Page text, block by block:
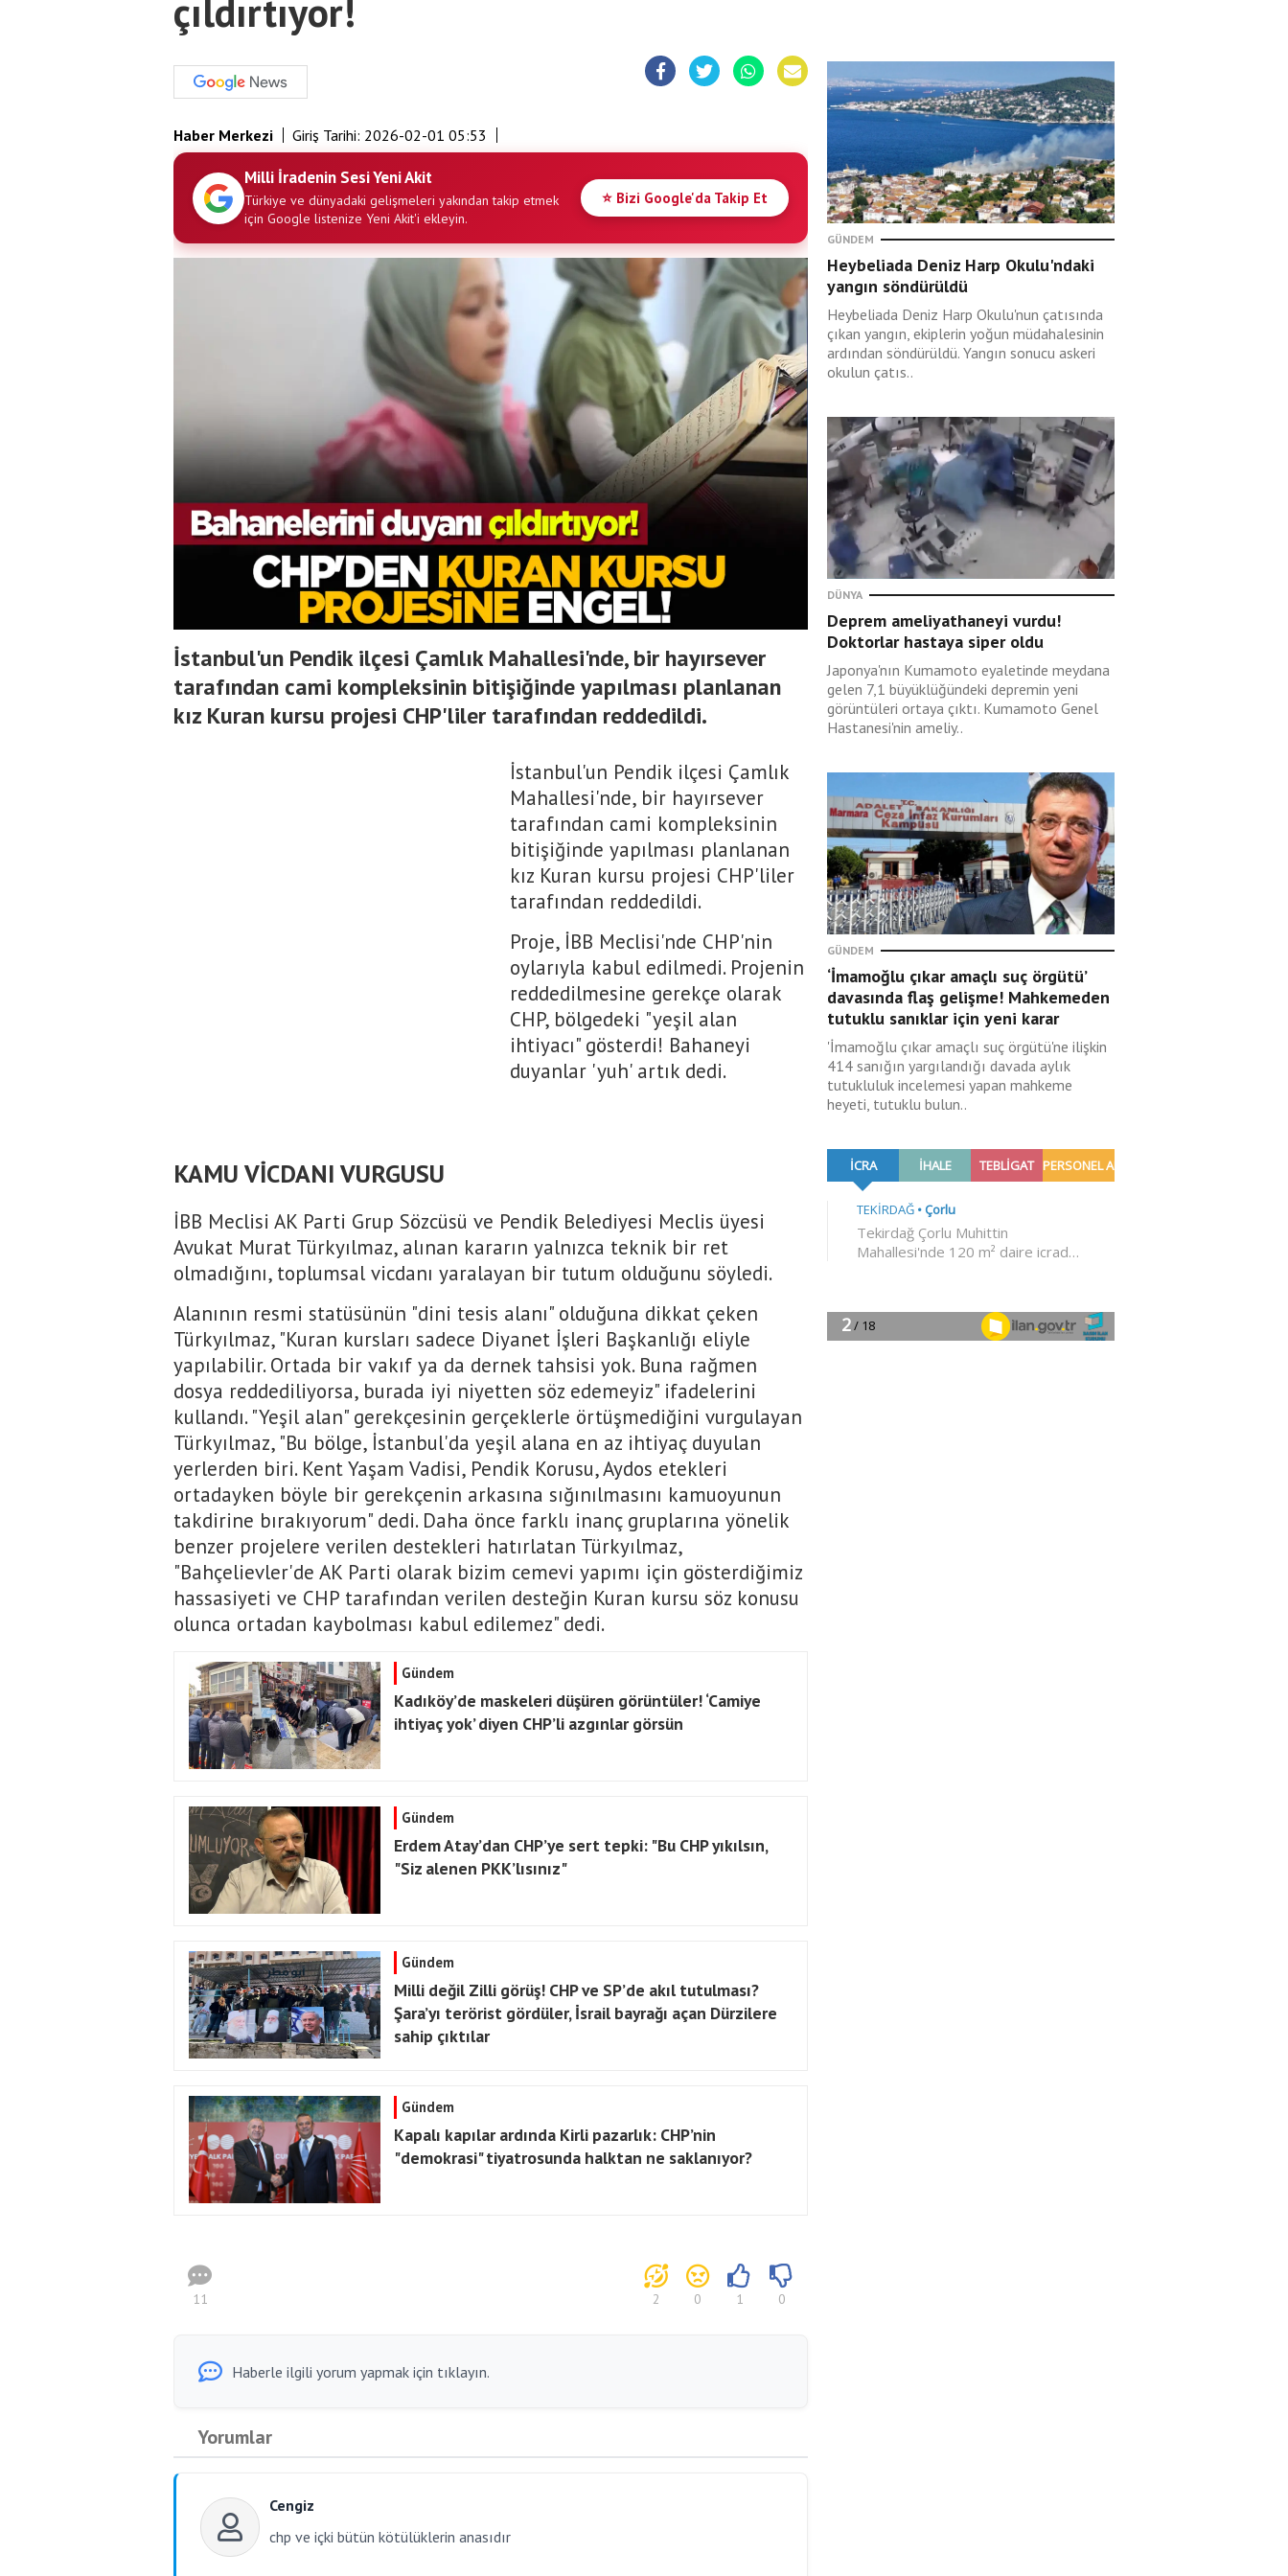
çıldırtıyor!
Haber Merkezi Giriş Tarihi: 2026-02-01 05:53
Milli İradenin Sesi Yeni Akit
Türkiye ve dünyadaki gelişmeleri yakından takip etmek
için Google listenize Yeni Akit'i ekleyin.
⭐ Bizi Google'da Takip Et
İstanbul'un Pendik ilçesi Çamlık Mahallesi'nde, bir hayırsever
tarafından cami kompleksinin bitişiğinde yapılması planlanan
kız Kuran kursu projesi CHP'liler tarafından reddedildi.
İstanbul'un Pendik ilçesi Çamlık
Mahallesi'nde, bir hayırsever
tarafından cami kompleksinin
bitişiğinde yapılması planlanan
kız Kuran kursu projesi CHP'liler
tarafından reddedildi.
Proje, İBB Meclisi'nde CHP'nin
oylarıyla kabul edilmedi. Projenin
reddedilmesine gerekçe olarak
CHP, bölgedeki "yeşil alan
ihtiyacı" gösterdi! Bahaneyi
duyanlar 'yuh' artık dedi.
KAMU VİCDANI VURGUSU
İBB Meclisi AK Parti Grup Sözcüsü ve Pendik Belediyesi Meclis üyesi
Avukat Murat Türkyılmaz, alınan kararın yalnızca teknik bir ret
olmadığını, toplumsal vicdanı yaralayan bir tutum olduğunu söyledi.
Alanının resmi statüsünün "dini tesis alanı" olduğuna dikkat çeken
Türkyılmaz, "Kuran kursları sadece Diyanet İşleri Başkanlığı eliyle
yapılabilir. Ortada bir vakıf ya da dernek tahsisi yok. Buna rağmen
dosya reddediliyorsa, burada iyi niyetten söz edemeyiz" ifadelerini
kullandı. "Yeşil alan" gerekçesinin gerçeklerle örtüşmediğini vurgulayan
Türkyılmaz, "Bu bölge, İstanbul'da yeşil alana en az ihtiyaç duyulan
yerlerden biri. Kent Yaşam Vadisi, Pendik Korusu, Aydos etekleri
ortadayken böyle bir gerekçenin arkasına sığınılmasını kamuoyunun
takdirine bırakıyorum" dedi. Daha önce farklı inanç gruplarına yönelik
benzer projelere verilen destekleri hatırlatan Türkyılmaz,
"Bahçelievler'de AK Parti olarak bizim cemevi yapımı için gösterdiğimiz
hassasiyeti ve CHP tarafından verilen desteğin Kuran kursu söz konusu
olunca ortadan kaybolması kabul edilemez" dedi.
Gündem
Kadıköy’de maskeleri düşüren görüntüler! ‘Camiye
ihtiyaç yok’ diyen CHP’li azgınlar görsün
Gündem
Erdem Atay’dan CHP’ye sert tepki: "Bu CHP yıkılsın,
"Siz alenen PKK’lısınız"
Gündem
Milli değil Zilli görüş! CHP ve SP’de akıl tutulması?
Şara’yı terörist gördüler, İsrail bayrağı açan Dürzilere
sahip çıktılar
Gündem
Kapalı kapılar ardında Kirli pazarlık: CHP’nin
"demokrasi" tiyatrosunda halktan ne saklanıyor?
11 2 0 1 0
Haberle ilgili yorum yapmak için tıklayın.
Yorumlar
Cengiz
chp ve içki bütün kötülüklerin anasıdır
GÜNDEM
Heybeliada Deniz Harp Okulu'ndaki
yangın söndürüldü
Heybeliada Deniz Harp Okulu'nun çatısında
çıkan yangın, ekiplerin yoğun müdahalesinin
ardından söndürüldü. Yangın sonucu askeri
okulun çatıs..
DÜNYA
Deprem ameliyathaneyi vurdu!
Doktorlar hastaya siper oldu
Japonya'nın Kumamoto eyaletinde meydana
gelen 7,1 büyüklüğündeki depremin yeni
görüntüleri ortaya çıktı. Kumamoto Genel
Hastanesi'nin ameliy..
GÜNDEM
‘İmamoğlu çıkar amaçlı suç örgütü’
davasında flaş gelişme! Mahkemeden
tutuklu sanıklar için yeni karar
'İmamoğlu çıkar amaçlı suç örgütü'ne ilişkin
414 sanığın yargılandığı davada aylık
tutukluluk incelemesi yapan mahkeme
heyeti, tutuklu bulun..